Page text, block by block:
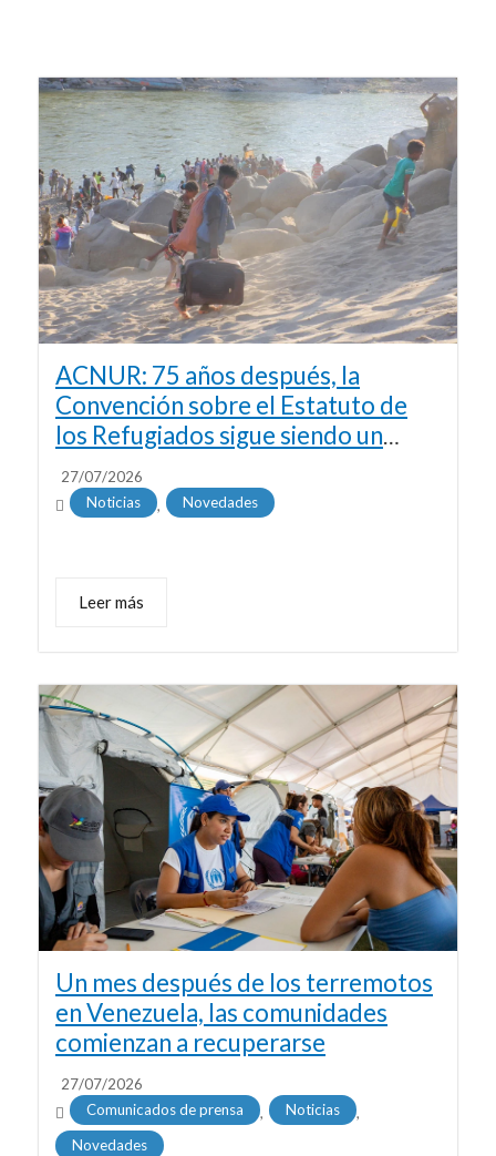
ACNUR: 75 años después, la
Convención sobre el Estatuto de
los Refugiados sigue siendo un
salvavidas para millones de
personas
27/07/2026
Noticias
, Novedades
Leer más
Un mes después de los terremotos
en Venezuela, las comunidades
comienzan a recuperarse
27/07/2026
Comunicados de prensa
, Noticias
,
Novedades